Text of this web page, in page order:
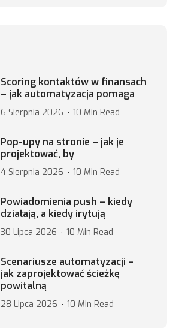
Scoring kontaktów w finansach
– jak automatyzacja pomaga
6 Sierpnia 2026 10 Min Read
Pop-upy na stronie – jak je
projektować, by
4 Sierpnia 2026 10 Min Read
Powiadomienia push – kiedy
działają, a kiedy irytują
30 Lipca 2026 10 Min Read
Scenariusze automatyzacji –
jak zaprojektować ścieżkę
powitalną
28 Lipca 2026 10 Min Read